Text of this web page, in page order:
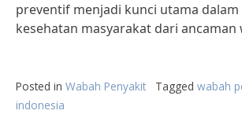
preventif menjadi kunci utama dalam
kesehatan masyarakat dari ancaman
Posted in Wabah Penyakit Tagged wabah
indonesia